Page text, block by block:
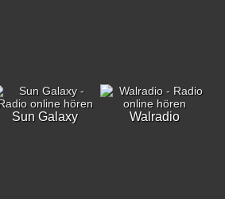
Sun Galaxy Walradio